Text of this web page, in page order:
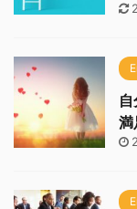
満